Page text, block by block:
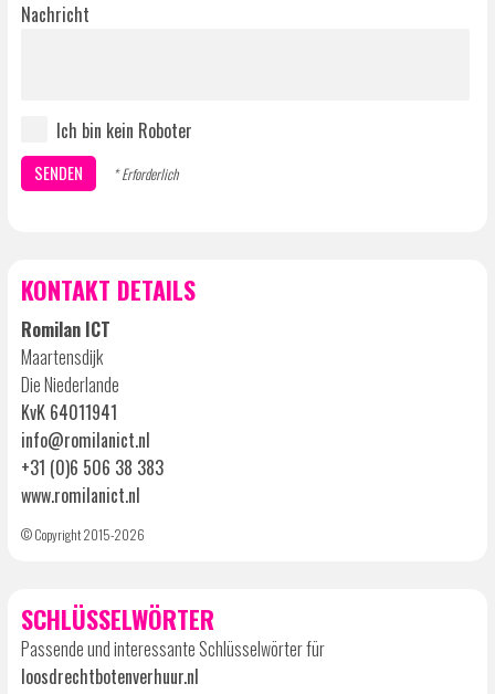
Nachricht
Ich bin kein Roboter
* Erforderlich
KONTAKT DETAILS
Romilan ICT
Maartensdijk
Die Niederlande
KvK 64011941
info@romilanict.nl
+31 (0)6 506 38 383
www.romilanict.nl
© Copyright 2015-2026
SCHLÜSSELWÖRTER
Passende und interessante Schlüsselwörter für
loosdrechtbotenverhuur.nl